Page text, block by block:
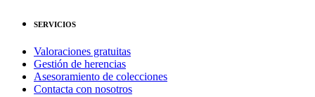
SERVICIOS
Valoraciones gratuitas
Gestión de herencias
Asesoramiento de colecciones
Contacta con nosotros